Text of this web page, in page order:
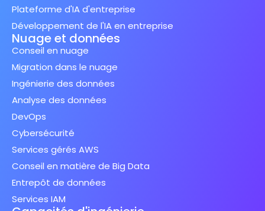
Plateforme d'IA d'entreprise
Développement de l'IA en entreprise
Nuage et données
Conseil en nuage
Migration dans le nuage
Ingénierie des données
Analyse des données
DevOps
Cybersécurité
Services gérés AWS
Conseil en matière de Big Data
Entrepôt de données
Services IAM